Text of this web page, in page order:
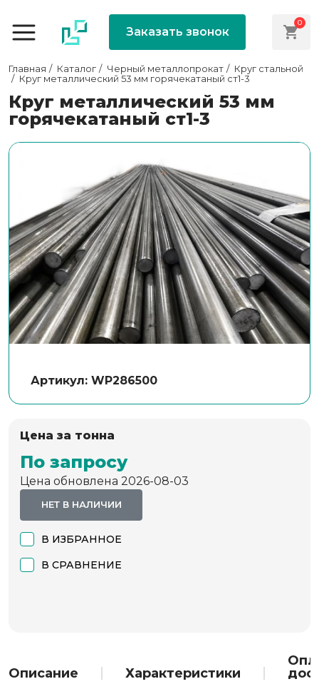
Заказать звонок
0
Главная Каталог Черный металлопрокат
Круг стальной
Круг металлический 53 мм горячекатаный ст1-3
Круг металлический 53 мм
горячекатаный ст1-3
Артикул: WP286500
Цена за тонна
По запросу
Цена обновлена 2026-08-03
НЕТ В НАЛИЧИИ
В ИЗБРАННОЕ
В СРАВНЕНИЕ
Описание Характеристики